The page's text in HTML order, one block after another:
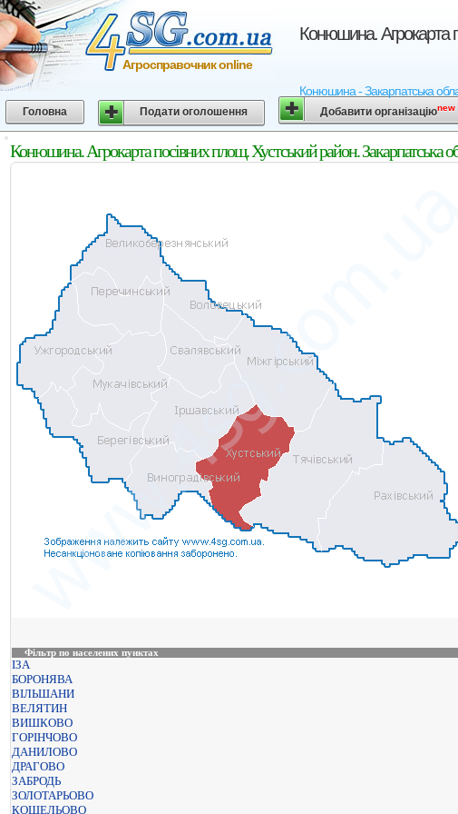
Конюшина. Агрокарта
Конюшина - Закарпатська
Агросправочник online
Головна Подати оголошення Добавити організаціюnew
Конюшина. Агрокарта посівних площ. Хустський район. Закарпатська
Фільтр по населених пунктах
ІЗА
БОРОНЯВА
ВІЛЬШАНИ
ВЕЛЯТИН
ВИШКОВО
ГОРІНЧОВО
ДАНИЛОВО
ДРАГОВО
ЗАБРОДЬ
ЗОЛОТАРЬОВО
КОШЕЛЬОВО